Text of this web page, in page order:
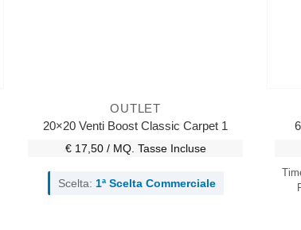
OUTLET
20×20 Venti Boost Classic Carpet 1
€ 17,50 / MQ. Tasse Incluse
Scelta: 1ª Scelta Commerciale